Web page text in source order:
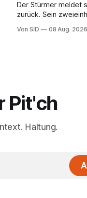
Der Stürmer meldet
zurück. Sein
Von SID 08 Aug. 2026
Pit'ch
Haltung.